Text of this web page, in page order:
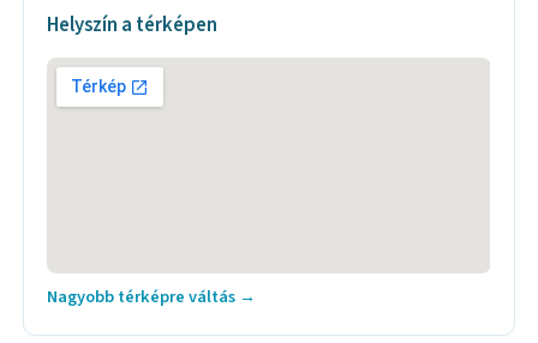
Helyszín a térképen
Nagyobb térképre váltás →